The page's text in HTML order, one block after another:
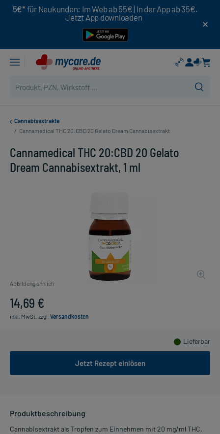
5€* für Neukunden: Im Web ab 55€ | In der App ab 35€.
Jetzt App downloaden
Cannabisextrakte
/ Cannamedical THC 20:CBD 20 Gelato Dream Cannabisextrakt
Cannamedical THC 20:CBD 20 Gelato
Dream Cannabisextrakt, 1 ml
Abbildung ähnlich
14,69 €
inkl. MwSt. zzgl. Versandkosten
Lieferbar
Jetzt Rezept einlösen
Produktbeschreibung
Cannabisextrakt als Tropfen zum Einnehmen mit 20 mg/ml THC.